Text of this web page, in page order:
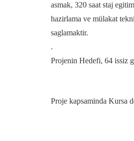
asmak, 320 saat staj
hazirlama ve mülakat
saglamaktir.
.
Projenin Hedefi, 64 issiz
Proje kapsaminda Kursa